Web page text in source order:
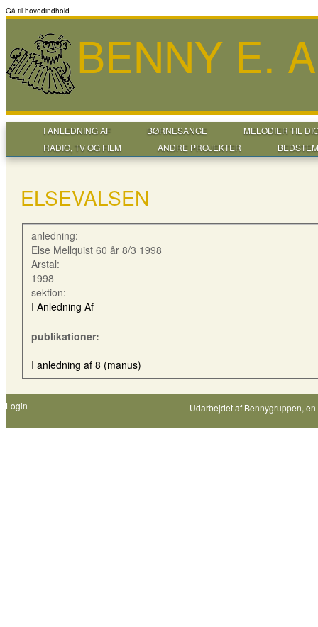
Gå til hovedindhold
BENNY E.
I ANLEDNING AF BØRNESANGE
MELODIER TIL
RADIO, TV OG FILM
ANDRE PROJEKTER
ELSEVALSEN
anledning:
Else Mellquist 60 år 8/3 1998
Arstal:
1998
sektion:
I Anledning Af
publikationer:
I anledning af 8 (manus)
Login Udarbejdet af Bennygruppen,